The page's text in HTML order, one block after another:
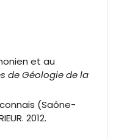
et au
de Géologie de la
(Saône-
2012.